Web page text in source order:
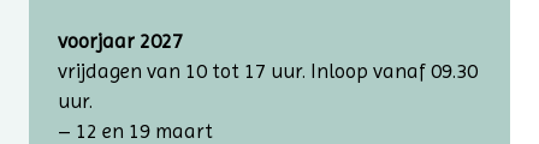
voorjaar 2027
vrijdagen van 10 tot 17 uur. Inloop vanaf 09.30
uur.
– 12 en 19 maart